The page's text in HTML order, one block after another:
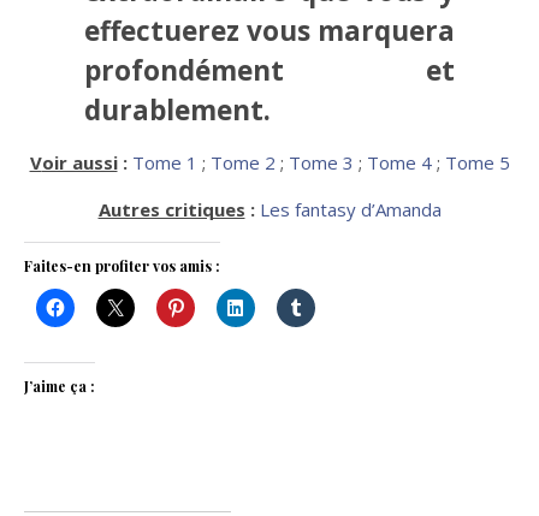
effectuerez vous marquera
profondément et
durablement.
Voir aussi: Tome 1 ; Tome 2 ; Tome 3 ; Tome 4; Tome 5
Autres critiques : Les fantasy d’Amanda
Faites-en profiter vos amis :
J’aime ça :